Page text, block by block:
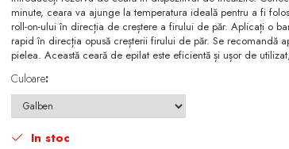
minute, ceara va ajunge la temperatura ideală pentru a fi
roll-on-ului în direcția de creștere a firului de păr. Aplicați o
rapid în direcția opusă creșterii firului de păr. Se recomandă
pielea. Această ceară de epilat este eficientă și ușor de
Culoare:
In stoc